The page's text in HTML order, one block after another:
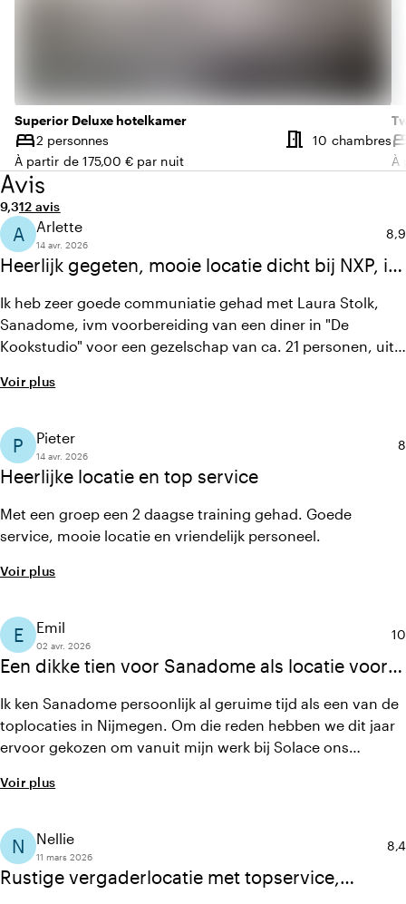
Superior Deluxe hotelkamer
bed
Capacité
2 personnes meeting_room
10 chambres
À partir de 175,00 € par nuit
À
Avis
Note moyenne de 9,3 sur 10
9,3Nombre d'avis : 12
12 avis
Heerlijk gegeten, mooie locatie dicht bij NXP, in
A Arlette
14 avr. 2026
8,9
Ik heb zeer goede communiatie gehad met Laura Stolk,
Sanadome, ivm voorbereiding van een diner in "De
Kookstudio" voor een gezelschap van ca. 21 personen, uit
sfeervol en prettig, veel licht, ook zit en sta gedeelte,
Voir plus
Heerlijke locatie en top service
P Pieter
14 avr. 2026
8
Met een groep een 2 daagse training gehad. Goede
service, mooie locatie en vriendelijk personeel.
Voir plus
Een dikke tien voor Sanadome als locatie voor
E Emil
02 avr. 2026
10
Ik ken Sanadome persoonlijk al geruime tijd als een van de
toplocaties in Nijmegen. Om die reden hebben we dit jaar
ervoor gekozen om vanuit mijn werk bij Solace ons
ontzettend goed bevallen. Klanten, partners en collega's,
tot in de puntjes verzorgd door het Sanadome Meeting &
Events team!
Voir plus
Rustige vergaderlocatie met topservice,
N Nellie
11 mars 2026
8,4